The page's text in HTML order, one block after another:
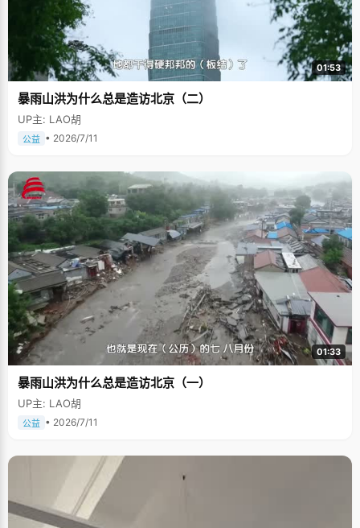
01:53
暴雨山洪为什么总是造访北京（二）
UP主: LAO胡
公益 • 2026/7/11
01:33
暴雨山洪为什么总是造访北京（一）
UP主: LAO胡
公益 • 2026/7/11